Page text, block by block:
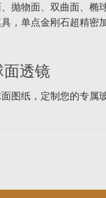
抛物面、双曲面、椭
，单点金刚石超精密加
面透镜
图纸，定制您的专属